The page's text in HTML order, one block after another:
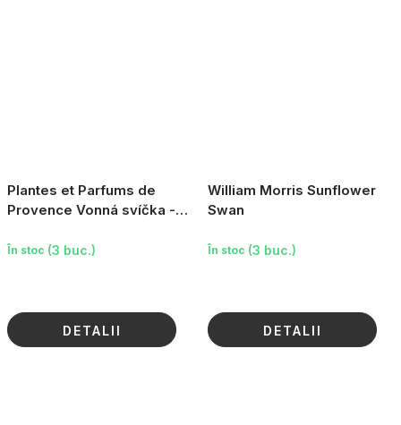
Plantes et Parfums de
Provence Vonná svíčka -
În stoc (3 buc.)
DETALII
William Morris Sunflower
Swan
În stoc (3 buc.)
DETALII